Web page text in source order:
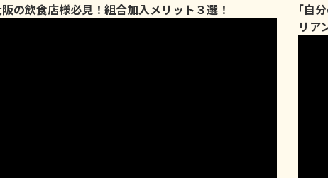
の飲食店様必見！組合加入メリット３選！
｢自
リア